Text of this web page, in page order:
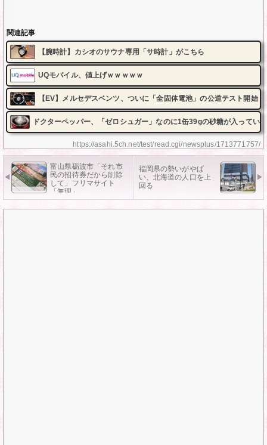
https://asahi.5ch.net/test/read.cgi/newsplus/1713771757/
関連記事
【腕時計】カシオのサウナ専用「サ時計」がこちら
UQモバイル、値上げｗｗｗｗｗ
【EV】メルセデスベンツ、ついに「全固体電池」の公道テスト開始
ドクターペッパー、「ゼロシュガー」なのに1缶39gの砂糖が入ってい
富山県砺波市「それ市
民の招待券だから削除
して」フリマサイト
「無理」
福岡県の勢いがやば
い、北海道の人口を上
回る